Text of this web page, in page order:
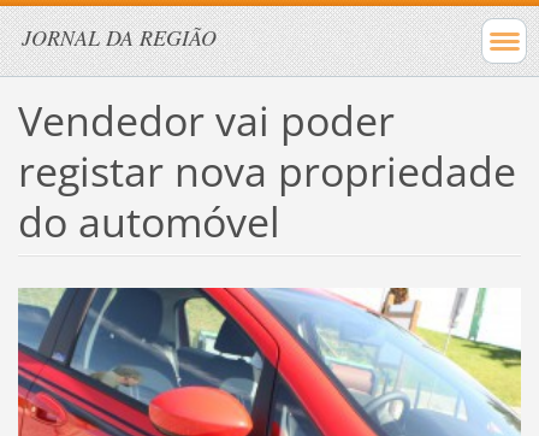
JORNAL DA REGIÃO
Vendedor vai poder
registar nova propriedade
do automóvel